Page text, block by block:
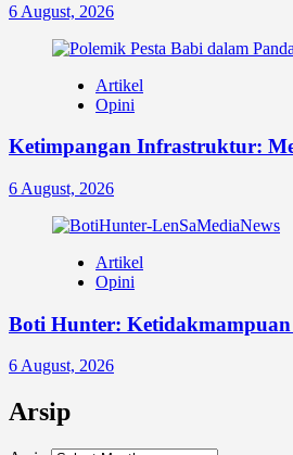
6 August, 2026
Artikel
Opini
Ketimpangan Infrastruktur:
6 August, 2026
Artikel
Opini
Boti Hunter:
6 August, 2026
Arsip